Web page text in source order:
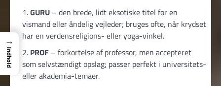
GURU – den brede, lidt eksotiske titel for en
vismand eller åndelig vejleder; bruges ofte, når krydset
har en verdensreligions- eller yoga-vinkel.
PROF – forkortelse af professor, men accepteret
som selvstændigt opslag; passer perfekt i universitets-
eller akademia-temaer.
→
Indhold